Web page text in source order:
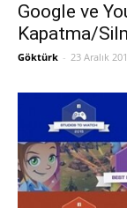
Google ve
Kapatma/
Göktürk - 23 Aralık